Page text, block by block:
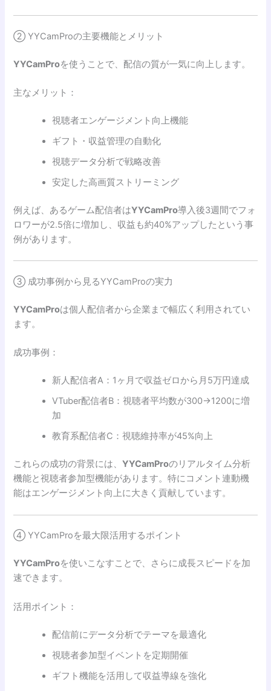
② YYCamProの主要機能とメリット
YYCamProを使うことで、配信の質が一気に向上します。
主なメリット：
視聴者エンゲージメント向上機能
ギフト・収益管理の自動化
視聴データ分析で戦略改善
安定した高画質ストリーミング
例えば、あるゲーム配信者はYYCamPro導入後3週間でフォ
ロワーが2.5倍に増加し、収益も約40%アップしたという事
例があります。
③ 成功事例から見るYYCamProの実力
YYCamProは個人配信者から企業まで幅広く利用されてい
ます。
成功事例：
新人配信者A：1ヶ月で収益ゼロから月5万円達成
VTuber配信者B：視聴者平均数が300→1200に増
加
教育系配信者C：視聴維持率が45%向上
これらの成功の背景には、YYCamProのリアルタイム分析
機能と視聴者参加型機能があります。特にコメント連動機
能はエンゲージメント向上に大きく貢献しています。
④ YYCamProを最大限活用するポイント
YYCamProを使いこなすことで、さらに成長スピードを加
速できます。
活用ポイント：
配信前にデータ分析でテーマを最適化
視聴者参加型イベントを定期開催
ギフト機能を活用して収益導線を強化